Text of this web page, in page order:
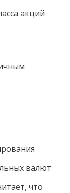
акций
валют
что